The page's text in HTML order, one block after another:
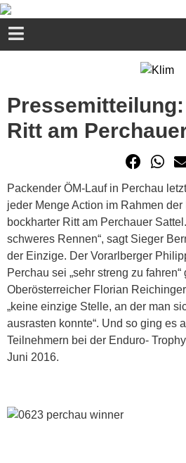
Ritt am
Packender ÖM-Lauf in Perchau
jeder Menge Action im Rahmen
bockharter Ritt am Perchauer
schweres Rennen“, sagt Sieger
der Einzige. Der Vorarlberger
Perchau sei „sehr streng zu
Oberösterreicher Florian
„keine einzige Stelle, an der man
ausrasten konnte“. Und so ging es
Teilnehmern bei der Enduro-
Juni 2016.